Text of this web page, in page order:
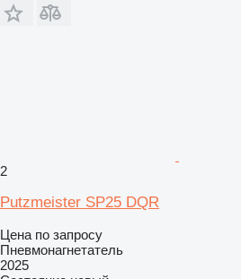
2
Putzmeister SP25 DQR
Цена по запросу
Пневмонагнетатель
2025